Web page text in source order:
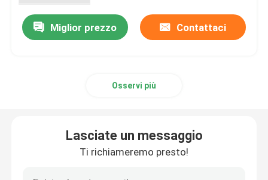
Miglior prezzo Contattaci
Osservi più
Lasciate un messaggio
Ti richiameremo presto!